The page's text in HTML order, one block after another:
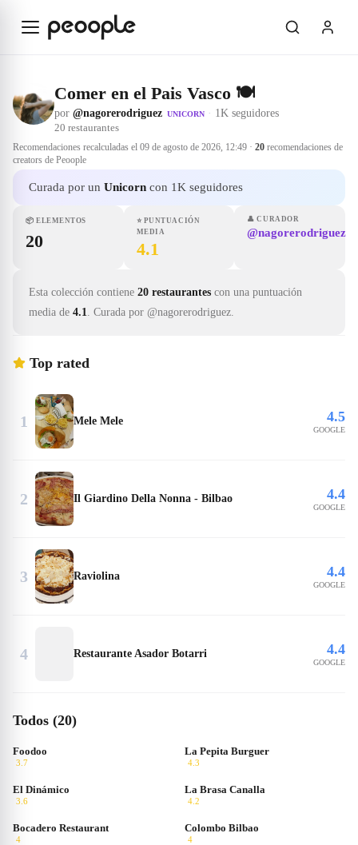
Comer en el Pais Vasco 🍽
por @nagorerodriguez UNICORN · 1K seguidores
20 restaurantes
Recomendaciones recalculadas el 09 de agosto de 2026, 12:49 · 20 recomendaciones de
creators de Peoople
Curada por un Unicorn con 1K seguidores
📦 ELEMENTOS
20
⭐ PUNTUACIÓN
MEDIA
4.1
👤 CURADOR
@nagorerodriguez
Esta colección contiene 20 restaurantes con una puntuación
media de 4.1. Curada por @nagorerodriguez.
Top rated
1 Mele Mele 4.5
GOOGLE
2 Il Giardino Della Nonna - Bilbao 4.4
GOOGLE
3 Raviolina 4.4
GOOGLE
4 Restaurante Asador Botarri 4.4
GOOGLE
Todos (20)
Foodoo
3.7
La Pepita Burguer
4.3
El Dinámico
3.6
La Brasa Canalla
4.2
Bocadero Restaurant
4
Colombo Bilbao
4